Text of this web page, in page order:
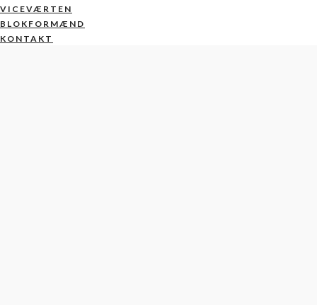
VICEVÆRTEN
BLOKFORMÆND
KONTAKT